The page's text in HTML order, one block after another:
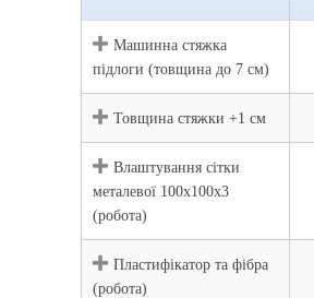
Машинна стяжка
підлоги (товщина до 7 см)
Товщина стяжки +1 см
Влаштування сітки
металевої 100х100х3
(робота)
Пластифікатор та фібра
(робота)